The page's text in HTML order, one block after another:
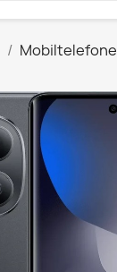
Mobiltelefone